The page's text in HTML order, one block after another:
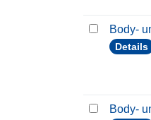
Body-
Details
Body-